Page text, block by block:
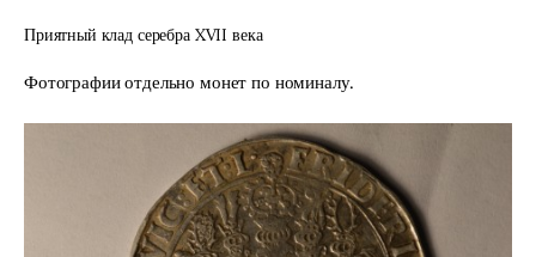
Приятный клад серебра XVII века
Фотографии отдельно монет по номиналу.